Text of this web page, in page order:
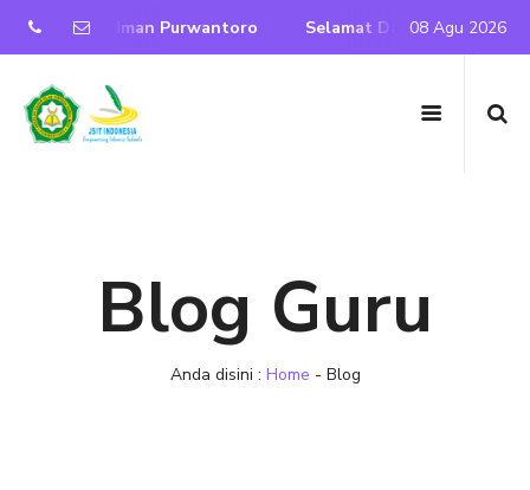
Iman Purwantoro Selamat Datang di Website Resmi
08 Agu 2026
Blog Guru
Anda disini : Home - Blog